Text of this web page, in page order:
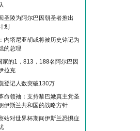
圣陵为阿尔巴因朝圣者推出
划
内塔尼亚胡或将被历史铭记为
的总理
家的1，813，188名阿尔巴因
拉克
登记人数突破130万
命领袖：支持黎巴嫩真主党圣
伊斯兰共和国的战略方针
站对世界杯期间伊斯兰恐惧症